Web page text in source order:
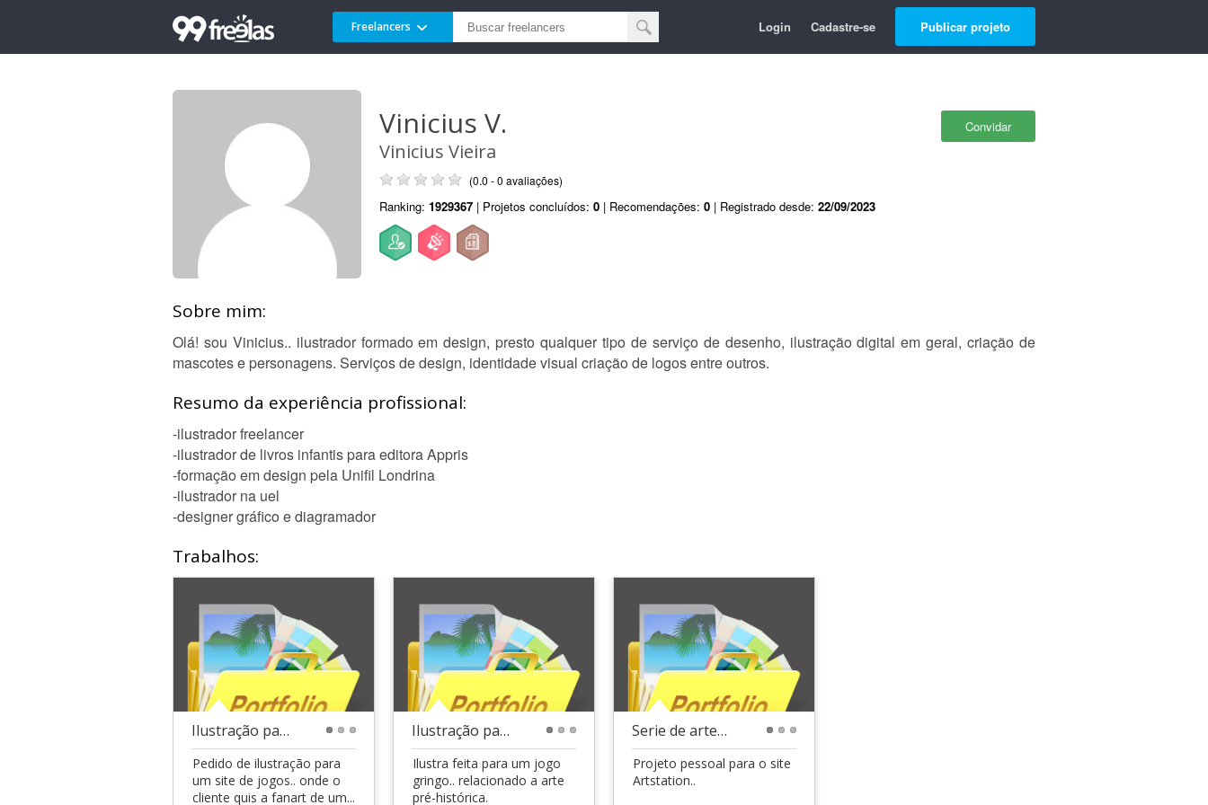
Freelancers Login Cadastre-se Publicar projeto
Convidar
Vinicius V.
Vinicius Vieira
(0.0 - 0 avaliações)
Ranking: 1929367 | Projetos concluídos: 0 | Recomendações: 0 | Registrado desde: 22/09/2023
Sobre mim:
Olá! sou Vinicius.. ilustrador formado em design, presto qualquer tipo de serviço de desenho, ilustração digital em geral, criação de
mascotes e personagens. Serviços de design, identidade visual criação de logos entre outros.
Resumo da experiência profissional:
-ilustrador freelancer
-ilustrador de livros infantis para editora Appris
-formação em design pela Unifil Londrina
-ilustrador na uel
-designer gráfico e diagramador
Trabalhos:
Ilustração para site de jogos
Pedido de ilustração para
um site de jogos.. onde o
cliente quis a fanart de um...
Ilustração para jogo mobile
Ilustra feita para um jogo
gringo.. relacionado a arte
pré-histórica.
Serie de artes conceituais para um projeto pessoal
Projeto pessoal para o site
Artstation..